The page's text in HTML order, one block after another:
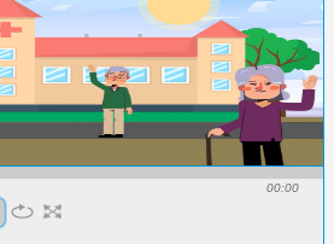
00:00